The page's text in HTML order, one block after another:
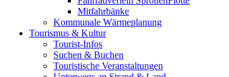
Mitfahrbänke
Kommunale Wärmeplanung
Tourismus & Kultur
Tourist-Infos
Suchen & Buchen
Touristische Veranstaltungen